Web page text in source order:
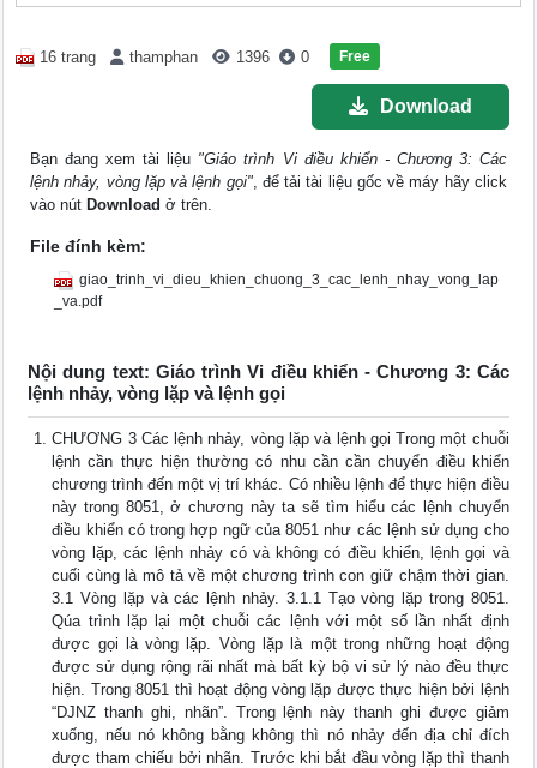
16 trang thamphan 1396 0 Free
Download
Bạn đang xem tài liệu "Giáo trình Vi điều khiển - Chương 3: Các
lệnh nhảy, vòng lặp và lệnh gọi", để tải tài liệu gốc về máy hãy click
vào nút Download ở trên.
File đính kèm:
giao_trinh_vi_dieu_khien_chuong_3_cac_lenh_nhay_vong_lap
_va.pdf
Nội dung text: Giáo trình Vi điều khiển - Chương 3: Các
lệnh nhảy, vòng lặp và lệnh gọi
CHƯƠNG 3 Các lệnh nhảy, vòng lặp và lệnh gọi Trong một chuỗi
lệnh cần thực hiện thường có nhu cần cần chuyển điều khiển
chương trình đến một vị trí khác. Có nhiều lệnh để thực hiện điều
này trong 8051, ở chương này ta sẽ tìm hiểu các lệnh chuyển
điều khiển có trong hợp ngữ của 8051 như các lệnh sử dụng cho
vòng lặp, các lệnh nhảy có và không có điều khiển, lệnh gọi và
cuối cùng là mô tả về một chương trình con giữ chậm thời gian.
3.1 Vòng lặp và các lệnh nhảy. 3.1.1 Tạo vòng lặp trong 8051.
Qúa trình lặp lại một chuỗi các lệnh với một số lần nhất định
được gọi là vòng lặp. Vòng lặp là một trong những hoạt động
được sử dụng rộng rãi nhất mà bất kỳ bộ vi sử lý nào đều thực
hiện. Trong 8051 thì hoạt động vòng lặp được thực hiện bởi lệnh
“DJNZ thanh ghi, nhãn”. Trong lệnh này thanh ghi được giảm
xuống, nếu nó không bằng không thì nó nhảy đến địa chỉ đích
được tham chiếu bởi nhãn. Trước khi bắt đầu vòng lặp thì thanh